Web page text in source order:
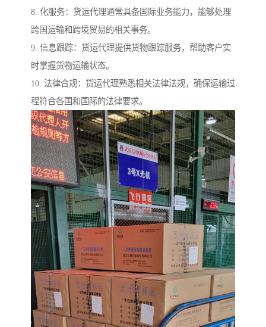
8. 化服务：货运代理通常具备国际业务能力，能够处理
跨国运输和跨境贸易的相关事务。
9. 信息跟踪：货运代理提供货物跟踪服务，帮助客户实
时掌握货物运输状态。
10. 法律合规：货运代理熟悉相关法律法规，确保运输过
程符合各国和国际的法律要求。